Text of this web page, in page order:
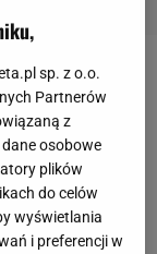
w
na hiszpańskie
zRealem
o
do końca
w maju
sp. z o.o.
Partnerów
z
osobowe
plików
do celów
wyświetlania
i preferencji w